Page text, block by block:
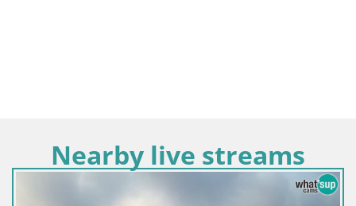
Nearby live streams